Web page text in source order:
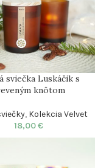
sviečka Luskáčik s
knôtom
, Kolekcia Velvet
18,00€